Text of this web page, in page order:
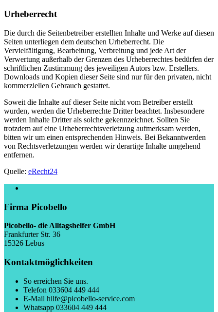
Urheberrecht
Die durch die Seitenbetreiber erstellten Inhalte und Werke auf diesen
Seiten unterliegen dem deutschen Urheberrecht. Die
Vervielfältigung, Bearbeitung, Verbreitung und jede Art der
Verwertung außerhalb der Grenzen des Urheberrechtes bedürfen der
schriftlichen Zustimmung des jeweiligen Autors bzw. Erstellers.
Downloads und Kopien dieser Seite sind nur für den privaten, nicht
kommerziellen Gebrauch gestattet.
Soweit die Inhalte auf dieser Seite nicht vom Betreiber erstellt
wurden, werden die Urheberrechte Dritter beachtet. Insbesondere
werden Inhalte Dritter als solche gekennzeichnet. Sollten Sie
trotzdem auf eine Urheberrechtsverletzung aufmerksam werden,
bitten wir um einen entsprechenden Hinweis. Bei Bekanntwerden
von Rechtsverletzungen werden wir derartige Inhalte umgehend
entfernen.
Quelle: eRecht24
Firma Picobello
Picobello- die Alltagshelfer GmbH
Frankfurter Str. 36
15326 Lebus
Kontaktmöglichkeiten
So erreichen Sie uns.
Telefon 033604 449 444
E-Mail hilfe@picobello-service.com
Whatsapp 033604 449 444